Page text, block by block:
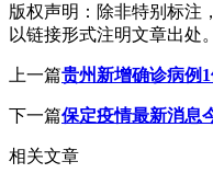
版权声明： 除非特别标注
以链接形式注明文章出处。
上一篇贵州新增确诊病例
下一篇保定疫情最新消息
相关文章